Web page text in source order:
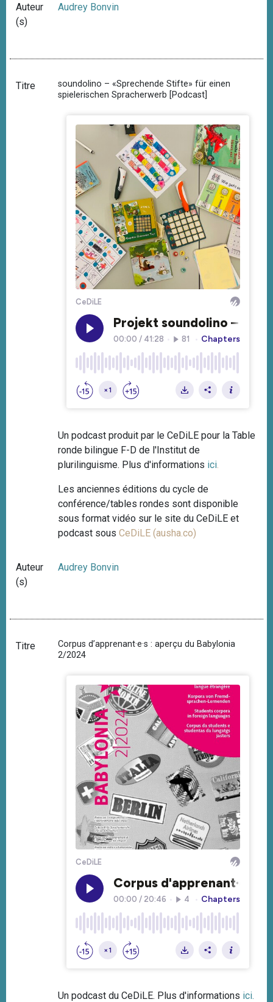
Auteur
(s)
Audrey Bonvin
Titre
soundolino – «Sprechende Stifte» für einen
spielerischen Spracherwerb [Podcast]
Un podcast produit par le CeDiLE pour la Table
ronde bilingue F-D de l'Institut de
plurilinguisme. Plus d'informations ici.
Les anciennes éditions du cycle de
conférence/tables rondes sont disponible
sous format vidéo sur le site du CeDiLE et
podcast sousCeDiLE (ausha.co)
Auteur
(s)
Audrey Bonvin
Titre
Corpus d’apprenant·e·s : aperçu du Babylonia
2/2024
Un podcast du CeDiLE. Plus d'informations ici.